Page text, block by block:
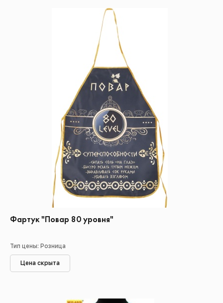
Фартук "Повар 80 уровня"
Тип цены: Розница
Цена скрыта